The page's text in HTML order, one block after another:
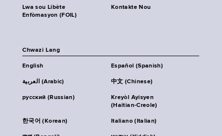
Lwa sou Libète
Enfòmasyon (FOIL)
Kontakte Nou
Chwazi Lang
English Español (Spanish)
العربية (Arabic) 中文 (Chinese)
русский (Russian)
Kreyòl Ayisyen
(Haitian-Creole)
한국어 (Korean) Italiano (Italian)